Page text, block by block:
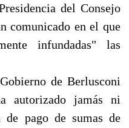
del Consejo
comunicado en el que
infundadas" las
de Berlusconi
autorizado jamás ni
de pago de sumas de